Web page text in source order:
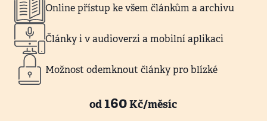
Online přístup ke všem článkům a archivu
Články i v audioverzi a mobilní aplikaci
Možnost odemknout články pro blízké
od160Kč/měsíc